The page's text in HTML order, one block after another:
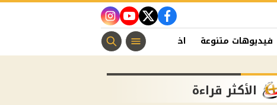
facebook
twitter
youtube
instagram
فيديوهات متنوعة اخبار الفن منوعات مسيحية
الأكثر قراءة